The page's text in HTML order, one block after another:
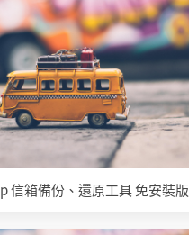
信箱備份、還原工具 免安裝版